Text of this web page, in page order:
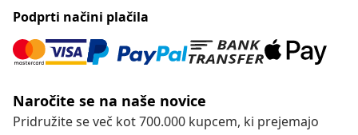
Podprti načini plačila
Naročite se na naše novice
Pridružite se več kot 700.000 kupcem, ki prejemajo